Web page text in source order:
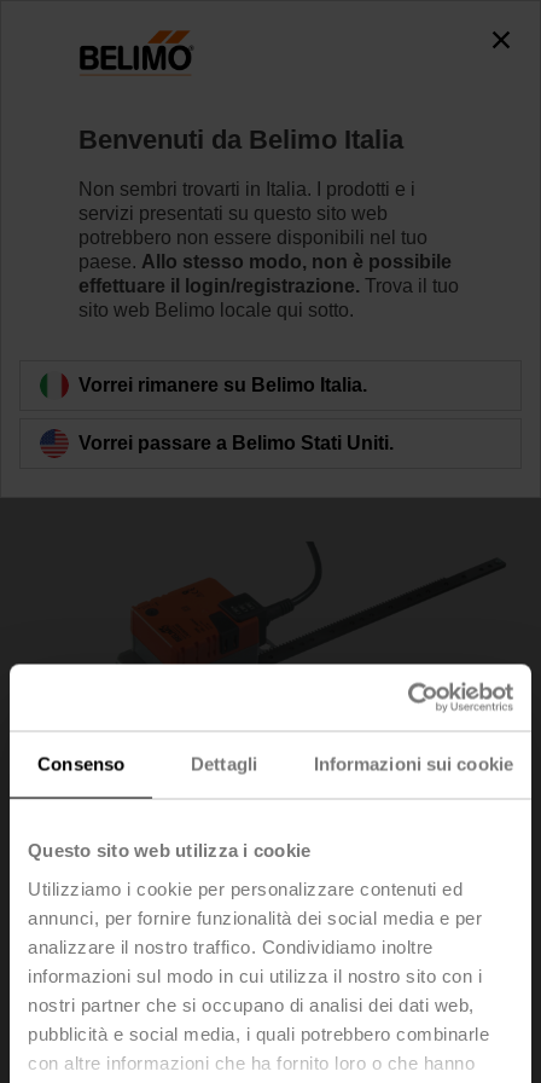
Consenso Dettagli Informazioni sui cookie
Questo sito web utilizza i cookie
Utilizziamo i cookie per personalizzare contenuti ed
annunci, per fornire funzionalità dei social media e per
analizzare il nostro traffico. Condividiamo inoltre
informazioni sul modo in cui utilizza il nostro sito con i
nostri partner che si occupano di analisi dei dati web,
pubblicità e social media, i quali potrebbero combinarle
con altre informazioni che ha fornito loro o che hanno
LH230A300
Per saperne di più
Torna alla categoria di prodotti
LH230A300
Attuatore Lineare, 150 N, AC 100...240 V, On/Off, 3-
punti, 150 s, Corsa 300 mm, IP54
Benvenuti da Belimo Italia
Non sembri trovarti in Italia. I prodotti e i
servizi presentati su questo sito web
potrebbero non essere disponibili nel tuo
paese. Allo stesso modo, non è possibile
effettuare il login/registrazione. Trova il tuo
sito web Belimo locale qui sotto.
Vorrei rimanere su Belimo Italia.
Vorrei passare a Belimo Stati Uniti.